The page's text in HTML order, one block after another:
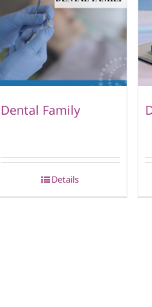
Dental Family
Details